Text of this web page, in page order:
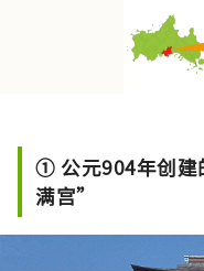
① 公元904年创建
满宫”